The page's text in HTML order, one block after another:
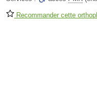
Recommander cette